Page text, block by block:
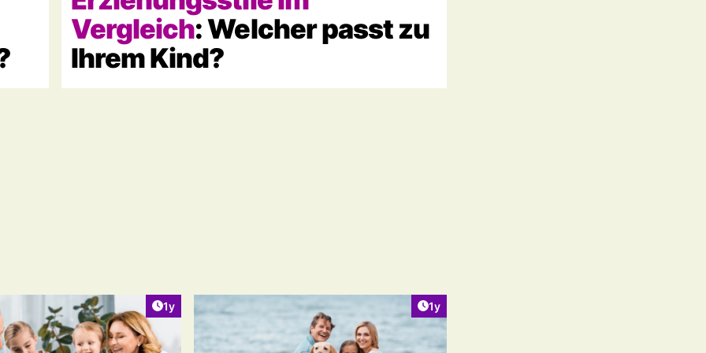
Vergleich: Welcher passt zu
Ihrem Kind?
Artikel veröffentlicht:
1y Artikel veröffentlicht:
1y